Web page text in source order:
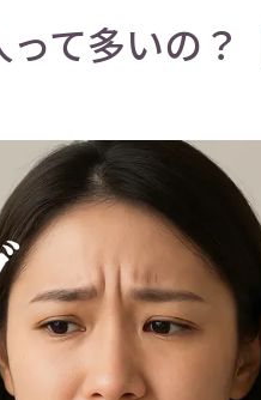
て多いの？